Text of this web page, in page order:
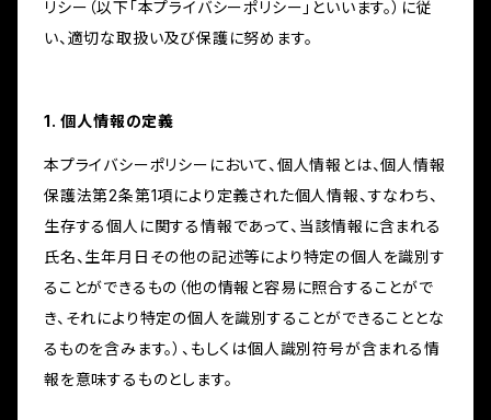
リシー（以下「本プライバシーポリシー」といいます。）に従
い、適切な取扱い及び保護に努めます。
1. 個人情報の定義
本プライバシーポリシーにおいて、個人情報とは、個人情報
保護法第2条第1項により定義された個人情報、すなわち、
生存する個人に関する情報であって、当該情報に含まれる
氏名、生年月日その他の記述等により特定の個人を識別す
ることができるもの（他の情報と容易に照合することがで
き、それにより特定の個人を識別することができることとな
るものを含みます。）、もしくは個人識別符号が含まれる情
報を意味するものとします。